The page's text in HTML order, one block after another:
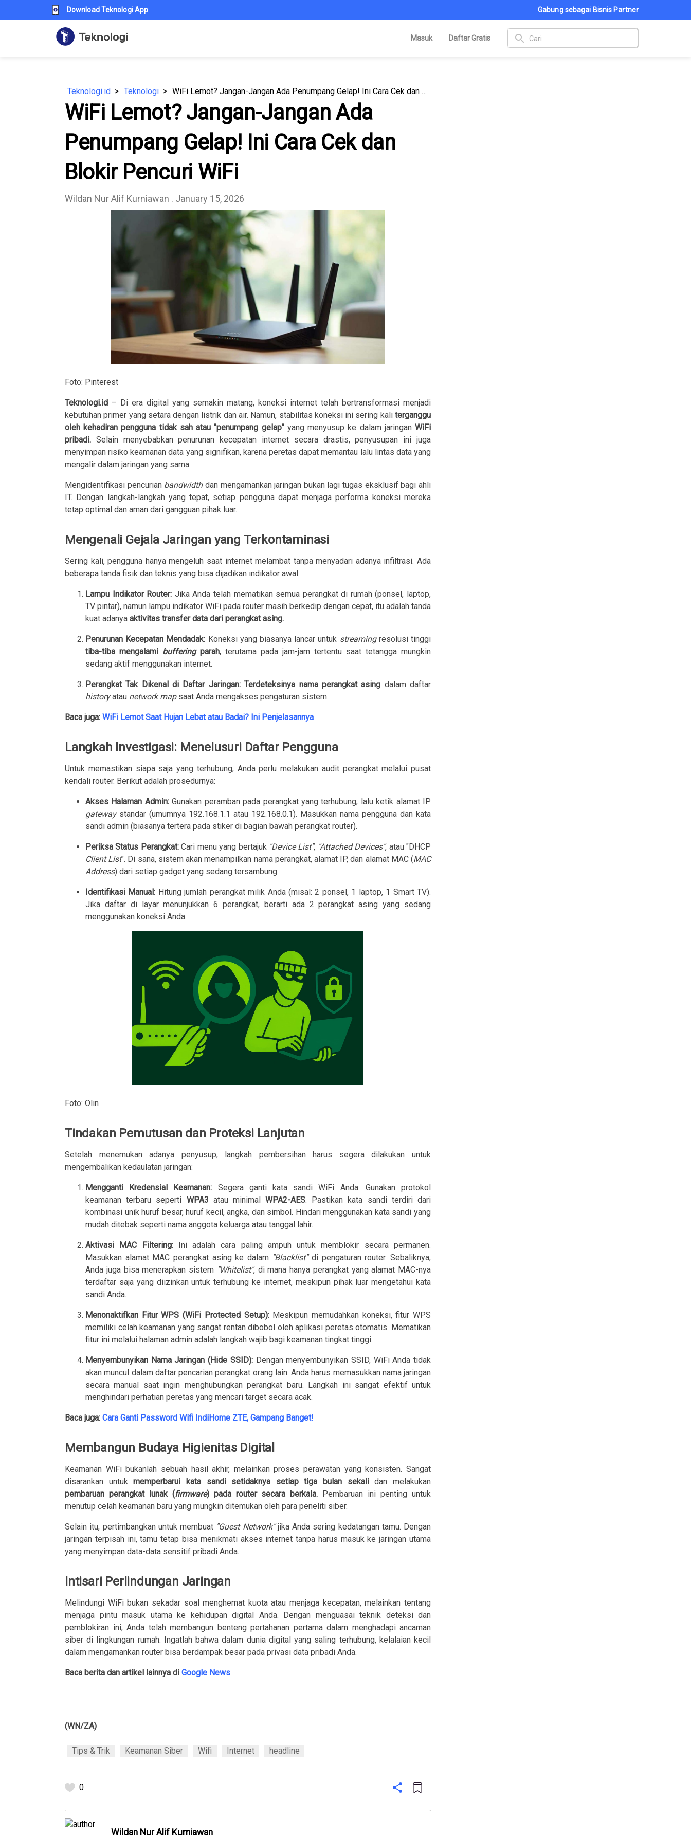
Download Teknologi App Gabung sebagai Bisnis Partner
Masuk Daftar Gratis search
Teknologi.id Teknologi WiFi Lemot? Jangan-Jangan Ada Penumpang Gelap! Ini Cara Cek dan Blokir Pencuri WiFi
WiFi Lemot? Jangan-Jangan Ada
Penumpang Gelap! Ini Cara Cek dan
Blokir Pencuri WiFi
Wildan Nur Alif Kurniawan . January 15, 2026
Foto: Pinterest
Teknologi.id – Di era digital yang semakin matang, koneksi internet telah bertransformasi menjadi
kebutuhan primer yang setara dengan listrik dan air. Namun, stabilitas koneksi ini sering kali terganggu
oleh kehadiran pengguna tidak sah atau "penumpang gelap"yang menyusup ke dalam jaringanWiFi
pribadi. Selain menyebabkan penurunan kecepatan internet secara drastis, penyusupan ini juga
menyimpan risiko keamanan data yang signifikan, karena peretas dapat memantau lalu lintas data yang
mengalir dalam jaringan yang sama.
Mengidentifikasi pencurian bandwidthdan mengamankan jaringan bukan lagi tugas eksklusif bagi ahli
IT. Dengan langkah-langkah yang tepat, setiap pengguna dapat menjaga performa koneksi mereka
tetap optimal dan aman dari gangguan pihak luar.
Mengenali Gejala Jaringan yang Terkontaminasi
Sering kali, pengguna hanya mengeluh saat internet melambat tanpa menyadari adanya infiltrasi. Ada
beberapa tanda fisik dan teknis yang bisa dijadikan indikator awal:
Lampu Indikator Router: Jika Anda telah mematikan semua perangkat di rumah (ponsel, laptop,
TV pintar), namun lampu indikator WiFi pada router masih berkedip dengan cepat, itu adalah tanda
kuat adanya aktivitas transfer data dari perangkat asing.
Penurunan Kecepatan Mendadak: Koneksi yang biasanya lancar untuk streamingresolusi tinggi
tiba-tiba mengalami bufferingparah, terutama pada jam-jam tertentu saat tetangga mungkin
sedang aktif menggunakan internet.
Perangkat Tak Dikenal di Daftar Jaringan: Terdeteksinya nama perangkat asing dalam daftar
historyatau network mapsaat Anda mengakses pengaturan sistem.
Baca juga: WiFi Lemot Saat Hujan Lebat atau Badai? Ini Penjelasannya
Langkah Investigasi: Menelusuri Daftar Pengguna
Untuk memastikan siapa saja yang terhubung, Anda perlu melakukan audit perangkat melalui pusat
kendali router. Berikut adalah prosedurnya:
Akses Halaman Admin:Gunakan peramban pada perangkat yang terhubung, lalu ketik alamat IP
gatewaystandar (umumnya 192.168.1.1 atau 192.168.0.1). Masukkan nama pengguna dan kata
sandi admin (biasanya tertera pada stiker di bagian bawah perangkat router).
Periksa Status Perangkat:Cari menu yang bertajuk"Device List", "Attached Devices", atau "DHCP
Client List". Di sana, sistem akan menampilkan nama perangkat, alamat IP, dan alamat MAC (MAC
Address) dari setiap gadget yang sedang tersambung.
Identifikasi Manual: Hitung jumlah perangkat milik Anda (misal: 2 ponsel, 1 laptop, 1 Smart TV).
Jika daftar di layar menunjukkan 6 perangkat, berarti ada 2 perangkat asing yang sedang
menggunakan koneksi Anda.
Foto: Olin
Tindakan Pemutusan dan Proteksi Lanjutan
Setelah menemukan adanya penyusup, langkah pembersihan harus segera dilakukan untuk
mengembalikan kedaulatan jaringan:
Mengganti Kredensial Keamanan: Segera ganti kata sandi WiFi Anda. Gunakan protokol
keamanan terbaru seperti WPA3 atau minimalWPA2-AES. Pastikan kata sandi terdiri dari
kombinasi unik huruf besar, huruf kecil, angka, dan simbol. Hindari menggunakan kata sandi yang
mudah ditebak seperti nama anggota keluarga atau tanggal lahir.
Aktivasi MAC Filtering:Ini adalah cara paling ampuh untuk memblokir secara permanen.
Masukkan alamat MAC perangkat asing ke dalam "Blacklist"di pengaturan router. Sebaliknya,
Anda juga bisa menerapkan sistem "Whitelist", di mana hanya perangkat yang alamat MAC-nya
terdaftar saja yang diizinkan untuk terhubung ke internet, meskipun pihak luar mengetahui kata
sandi Anda.
Menonaktifkan Fitur WPS (WiFi Protected Setup):Meskipun memudahkan koneksi, fitur WPS
memiliki celah keamanan yang sangat rentan dibobol oleh aplikasi peretas otomatis. Mematikan
fitur ini melalui halaman admin adalah langkah wajib bagi keamanan tingkat tinggi.
Menyembunyikan Nama Jaringan (Hide SSID):Dengan menyembunyikan SSID, WiFi Anda tidak
akan muncul dalam daftar pencarian perangkat orang lain. Anda harus memasukkan nama jaringan
secara manual saat ingin menghubungkan perangkat baru. Langkah ini sangat efektif untuk
menghindari perhatian peretas yang mencari target secara acak.
Baca juga: Cara Ganti Password Wifi IndiHome ZTE, Gampang Banget!
Membangun Budaya Higienitas Digital
Keamanan WiFi bukanlah sebuah hasil akhir, melainkan proses perawatan yang konsisten. Sangat
disarankan untukmemperbarui kata sandi setidaknya setiap tiga bulan sekalidan melakukan
pembaruan perangkat lunak (firmware) pada router secara berkala. Pembaruan ini penting untuk
menutup celah keamanan baru yang mungkin ditemukan oleh para peneliti siber.
Selain itu, pertimbangkan untuk membuat "Guest Network"jika Anda sering kedatangan tamu. Dengan
jaringan terpisah ini, tamu tetap bisa menikmati akses internet tanpa harus masuk ke jaringan utama
yang menyimpan data-data sensitif pribadi Anda.
Intisari Perlindungan Jaringan
Melindungi WiFi bukan sekadar soal menghemat kuota atau menjaga kecepatan, melainkan tentang
menjaga pintu masuk utama ke kehidupan digital Anda. Dengan menguasai teknik deteksi dan
pemblokiran ini, Anda telah membangun benteng pertahanan pertama dalam menghadapi ancaman
siber di lingkungan rumah. Ingatlah bahwa dalam dunia digital yang saling terhubung, kelalaian kecil
dalam mengamankan router bisa berdampak besar pada privasi data pribadi Anda.
Baca berita dan artikel lainnya di Google News
(WN/ZA)
Tips & Trik Keamanan Siber Wifi Internet headline
0
Wildan Nur Alif Kurniawan